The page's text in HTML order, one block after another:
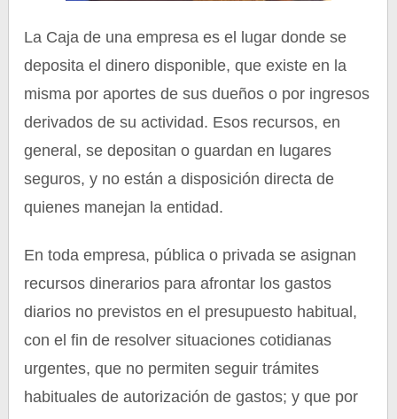
La Caja de una empresa es el lugar donde se
deposita el dinero disponible, que existe en la
misma por aportes de sus dueños o por ingresos
derivados de su actividad. Esos recursos, en
general, se depositan o guardan en lugares
seguros, y no están a disposición directa de
quienes manejan la entidad.
En toda empresa, pública o privada se asignan
recursos dinerarios para afrontar los gastos
diarios no previstos en el presupuesto habitual,
con el fin de resolver situaciones cotidianas
urgentes, que no permiten seguir trámites
habituales de autorización de gastos; y que por